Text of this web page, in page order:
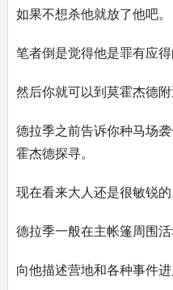
如果不想杀他就放了他吧。
笔者倒是觉得他是罪有应得
然后你就可以到莫霍杰德
德拉季之前告诉你种马场
霍杰德探寻。
现在看来大人还是很敏锐的
德拉季一般在主帐篷周围活
向他描述营地和各种事件